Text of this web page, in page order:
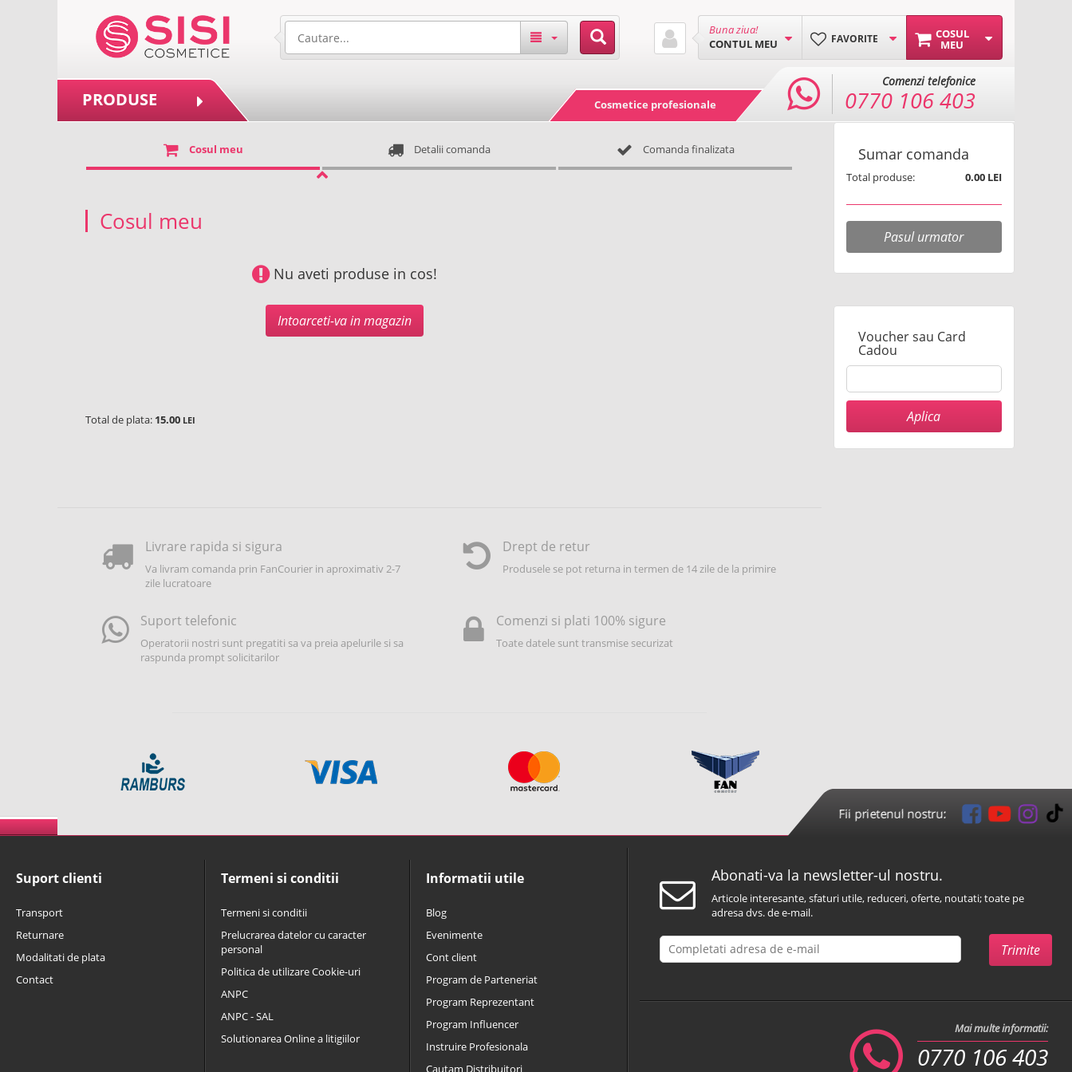
COSUL
MEU
FAVORITE
Buna ziua!
CONTUL MEU
PRODUSE Cosmetice profesionale
Comenzi telefonice
0770 106 403
Cosul meu Detalii comanda Comanda finalizata
Cosul meu
Nu aveti produse in cos!
Intoarceti-va in magazin
Total de plata: 15.00 LEI
Livrare rapida si sigura
Va livram comanda prin FanCourier in aproximativ 2-7
zile lucratoare
Drept de retur
Produsele se pot returna in termen de 14 zile de la primire
Suport telefonic
Operatorii nostri sunt pregatiti sa va preia apelurile si sa
raspunda prompt solicitarilor
Comenzi si plati 100% sigure
Toate datele sunt transmise securizat
Sumar comanda
Total produse: 0.00 LEI
Pasul urmator
Voucher sau Card
Cadou
Fii prietenul nostru:
Suport clienti
Transport
Returnare
Modalitati de plata
Contact
Termeni si conditii
Termeni si conditii
Prelucrarea datelor cu caracter
personal
Politica de utilizare Cookie-uri
ANPC
ANPC - SAL
Solutionarea Online a litigiilor
Informatii utile
Blog
Evenimente
Cont client
Program de Parteneriat
Program Reprezentant
Program Influencer
Instruire Profesionala
Cautam Distribuitori
Abonati-va la newsletter-ul nostru.
Articole interesante, sfaturi utile, reduceri, oferte, noutati; toate pe
adresa dvs. de e-mail.
Mai multe informatii:
0770 106 403